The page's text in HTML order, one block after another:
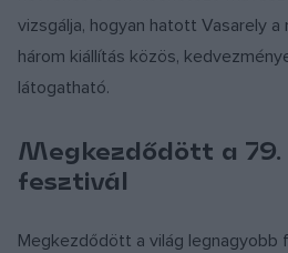
vizsgálja, hogyan hatott Vasarely
három kiállítás közös,
látogatható.
Megkezdődött a 79.
fesztivál
Megkezdődött a világ legnagyobb